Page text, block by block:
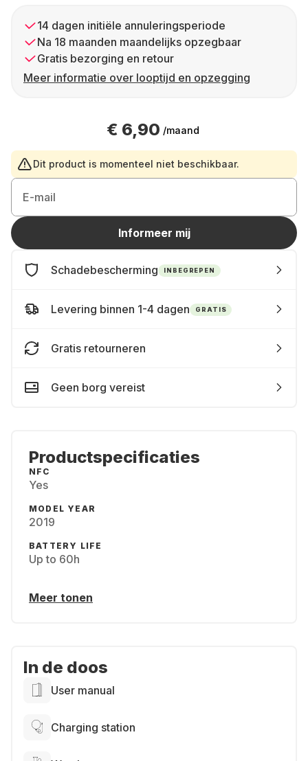
14 dagen initiële annuleringsperiode
Na 18 maanden maandelijks opzegbaar
Gratis bezorging en retour
Meer informatie over looptijd en opzegging
€ 6,90 /maand
Dit product is momenteel niet beschikbaar.
E-mail
Informeer mij
Schadebescherming INBEGREPEN
Levering binnen 1-4 dagen GRATIS
Gratis retourneren
Geen borg vereist
Productspecificaties
NFC
Yes
MODEL YEAR
2019
BATTERY LIFE
Up to 60h
Meer tonen
In de doos
User manual
Charging station